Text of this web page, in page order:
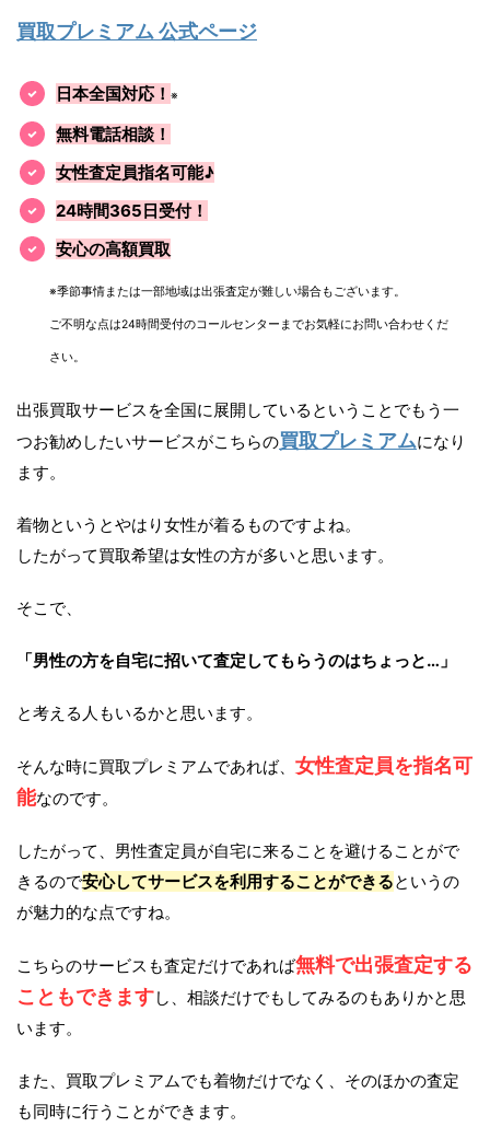
買取プレミアム 公式ページ
日本全国対応！ ※
無料電話相談！
女性査定員指名可能♪
24時間365日受付！
安心の高額買取
※季節事情または一部地域は出張査定が難しい場合もございます。
ご不明な点は24時間受付のコールセンターまでお気軽にお問い合わせくだ
さい。
出張買取サービスを全国に展開しているということでもう一
つお勧めしたいサービスがこちらの買取プレミアムになり
ます。
着物というとやはり女性が着るものですよね。
したがって買取希望は女性の方が多いと思います。
そこで、
「男性の方を自宅に招いて査定してもらうのはちょっと…」
と考える人もいるかと思います。
そんな時に買取プレミアムであれば、 女性査定員を指名可
能なのです。
したがって、男性査定員が自宅に来ることを避けることがで
きるので安心してサービスを利用することができるというの
が魅力的な点ですね。
こちらのサービスも査定だけであれば無料で出張査定する
こともできますし、相談だけでもしてみるのもありかと思
います。
また、買取プレミアムでも着物だけでなく、そのほかの査定
も同時に行うことができます。